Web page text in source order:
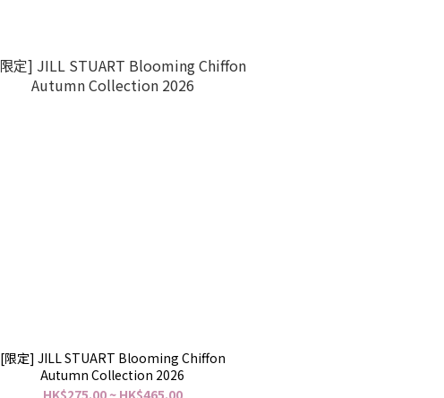
[限定] JILL STUART Blooming Chiffon
Autumn Collection 2026
HK$275.00 ~ HK$465.00